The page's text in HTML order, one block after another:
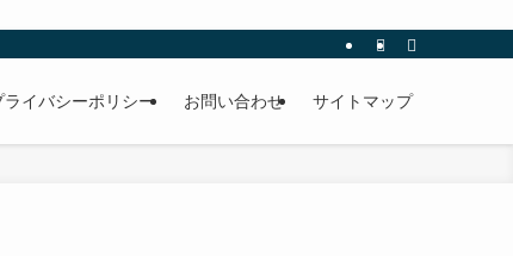
ライバシーポリシー お問い合わせ サイトマップ